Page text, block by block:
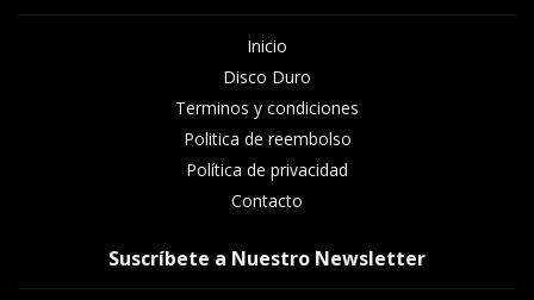
Inicio
Disco Duro
Terminos y condiciones
Politica de reembolso
Política de privacidad
Contacto
Suscríbete a Nuestro Newsletter